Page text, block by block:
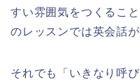
すい雰囲気をつくるこ
のレッスンでは英会話
それでも「いきなり呼